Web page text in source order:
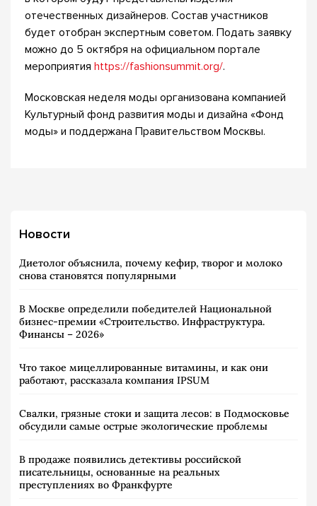
отечественных дизайнеров. Состав участников
будет отобран экспертным советом. Подать заявку
можно до 5 октября на официальном портале
мероприятия https://fashionsummit.org/.
Московская неделя моды организована компанией
Культурный фонд развития моды и дизайна «Фонд
моды» и поддержана Правительством Москвы.
Новости
Диетолог объяснила, почему кефир, творог и молоко
снова становятся популярными
В Москве определили победителей Национальной
бизнес-премии «Строительство. Инфраструктура.
Финансы – 2026»
Что такое мицеллированные витамины, и как они
работают, рассказала компания IPSUM
Свалки, грязные стоки и защита лесов: в Подмосковье
обсудили самые острые экологические проблемы
В продаже появились детективы российской
писательницы, основанные на реальных
преступлениях во Франкфурте